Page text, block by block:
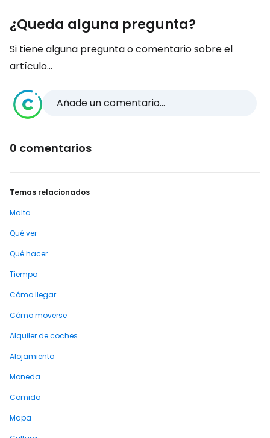
¿Queda alguna pregunta?
Si tiene alguna pregunta o comentario sobre el
artículo...
Añade un comentario...
0 comentarios
Temas relacionados
Malta
Qué ver
Qué hacer
Tiempo
Cómo llegar
Cómo moverse
Alquiler de coches
Alojamiento
Moneda
Comida
Mapa